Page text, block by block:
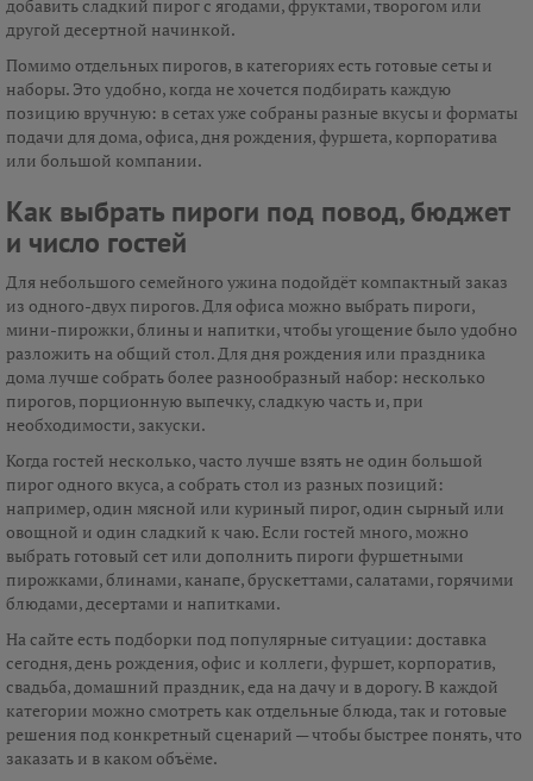
добавить сладкий пирог с ягодами, фруктами, творогом или
другой десертной начинкой.
Помимо отдельных пирогов, в категориях есть готовые сеты и
наборы. Это удобно, когда не хочется подбирать каждую
позицию вручную: в сетах уже собраны разные вкусы и форматы
подачи для дома, офиса, дня рождения, фуршета, корпоратива
или большой компании.
Как выбрать пироги под повод, бюджет
и число гостей
Для небольшого семейного ужина подойдёт компактный заказ
из одного-двух пирогов. Для офиса можно выбрать пироги,
мини-пирожки, блины и напитки, чтобы угощение было удобно
разложить на общий стол. Для дня рождения или праздника
дома лучше собрать более разнообразный набор: несколько
пирогов, порционную выпечку, сладкую часть и, при
необходимости, закуски.
Когда гостей несколько, часто лучше взять не один большой
пирог одного вкуса, а собрать стол из разных позиций:
например, один мясной или куриный пирог, один сырный или
овощной и один сладкий к чаю. Если гостей много, можно
выбрать готовый сет или дополнить пироги фуршетными
пирожками, блинами, канапе, брускеттами, салатами, горячими
блюдами, десертами и напитками.
На сайте есть подборки под популярные ситуации: доставка
сегодня, день рождения, офис и коллеги, фуршет, корпоратив,
свадьба, домашний праздник, еда на дачу и в дорогу. В каждой
категории можно смотреть как отдельные блюда, так и готовые
решения под конкретный сценарий — чтобы быстрее понять, что
заказать и в каком объёме.